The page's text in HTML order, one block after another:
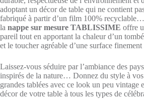
adoptant un décor de table qui ne contient
fabriqué à partir d’un film 100% recyclable…
la nappe sur mesure TABLISSIME offre
pareil tout en apportant la chaleur d’un
et le toucher agréable d’une surface finement
Laissez-vous séduire par l’ambiance des
inspirés de la nature… Donnez du style à
grandes tablées avec ce look un peu vintage
décor de votre table à tous les types de